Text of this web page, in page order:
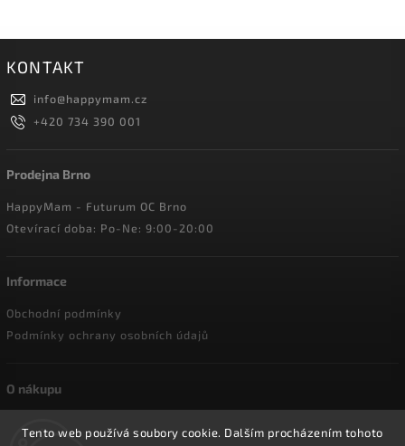
Tento web používá soubory cookie. Dalším procházením tohoto
KONTAKT
info@happymam.cz
+420 734 390 001
Prodejna Brno
HappyMam - Futurum OC Brno
Otevírací doba: Po-Ne: 9:00-20:00
Informace
Obchodní podmínky
Podmínky ochrany osobních údajů
O nákupu
Reklamace a vrácení zboží